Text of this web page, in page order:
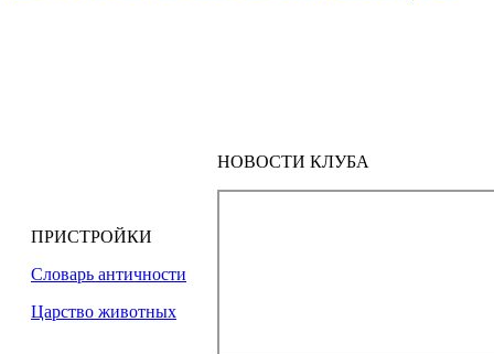
ПРИСТРОЙКИ
Словарь античности
Царство животных
НОВОСТИ КЛУБА